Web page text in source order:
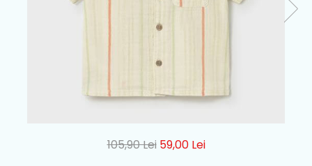
105,90 Lei 59,00 Lei